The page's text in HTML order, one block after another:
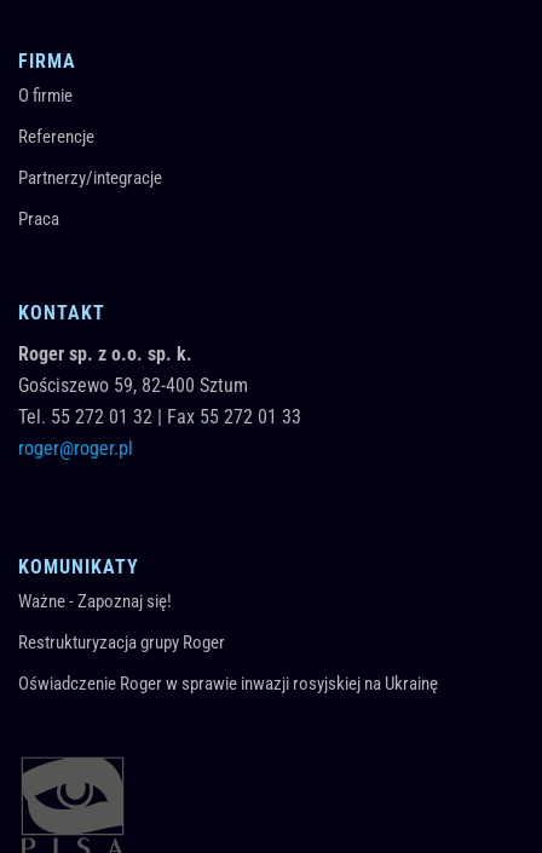
FIRMA
O firmie
Referencje
Partnerzy/integracje
Praca
KONTAKT
Roger sp. z o.o. sp. k.
Gościszewo 59, 82-400 Sztum
Tel. 55 272 01 32 | Fax 55 272 01 33
roger@roger.pl
KOMUNIKATY
Ważne - Zapoznaj się!
Restrukturyzacja grupy Roger
Oświadczenie Roger w sprawie inwazji rosyjskiej na Ukrainę